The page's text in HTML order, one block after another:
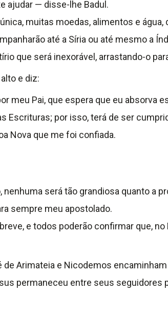
ajudar — disse-lhe Badul.
muitas moedas, alimentos e
até a Síria ou até mesmo a
que será inexorável, arrastando-o
e diz:
meu Pai, que espera que eu absorva
Escrituras; por isso, terá de ser
Nova que me foi confiada.
será tão grandiosa quanto a
sempre meu apostolado.
e todos poderão confirmar que,
de Arimateia e Nicodemos
permaneceu entre seus seguidores